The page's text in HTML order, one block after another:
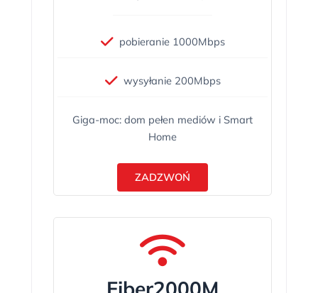
pobieranie 1000Mbps
wysyłanie 200Mbps
Giga-moc: dom pełen mediów i Smart
Home
ZADZWOŃ